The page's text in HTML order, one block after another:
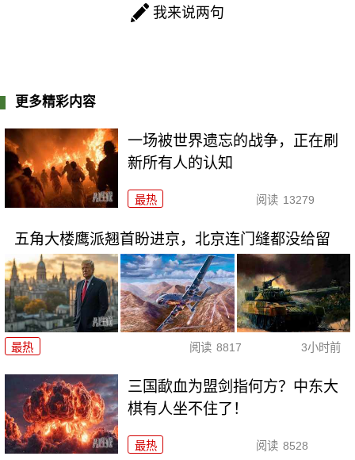
我来说两句
更多精彩内容
一场被世界遗忘的战争，正在刷
新所有人的认知
最热 阅读 13279
五角大楼鹰派翘首盼进京，北京连门缝都没给留
最热 阅读 8817 3小时前
三国歃血为盟剑指何方？中东大
棋有人坐不住了！
最热 阅读 8528